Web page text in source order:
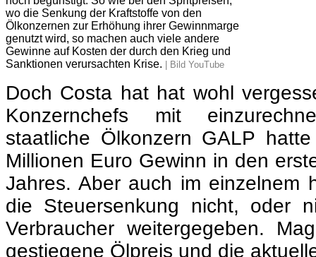
Konzernchefs mit
staatliche Ölkonzern GALP
Millionen Euro Gewinn in den
Jahres. Aber auch im einzelnem
die Steuersenkung nicht, oder
Verbraucher weitergegeben.
gestiegene Ölpreis und die
einen Teil der Steuersenkung
allgemeinen Durcheinander
wieder einmal mehr als Ausrede
der Ölkonzerne zu erhöhen.